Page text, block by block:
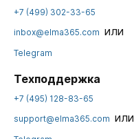
+7 (499) 302-33-65
inbox@elma365.com или
Telegram
Техподдержка
+7 (495) 128-83-65
support@elma365.com или